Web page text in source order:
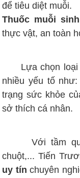
để tiêu diệt muỗi.
Thuốc muỗi
thực vật, an toàn
Lựa chọn loại
nhiều yếu tố
trạng sức khỏe
sở thích cá nhân.
Với tầm quan
chuột,... Tiến
uy tín chuyên